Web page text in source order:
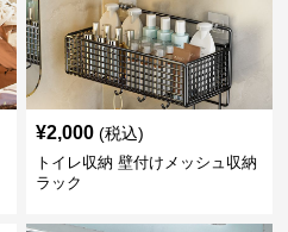
¥2,000 (税込)
トイレ収納 壁付けメッシュ収納
ラック